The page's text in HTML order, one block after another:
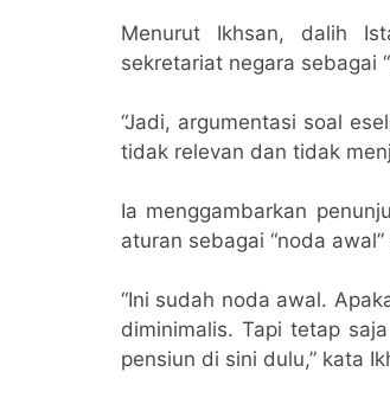
Menurut Ikhsan, dalih
sekretariat negara sebagai
“Jadi, argumentasi soal
tidak relevan dan tidak
Ia menggambarkan
aturan sebagai “noda
“Ini sudah noda awal.
diminimalis. Tapi tetap
pensiun di sini dulu,” kata